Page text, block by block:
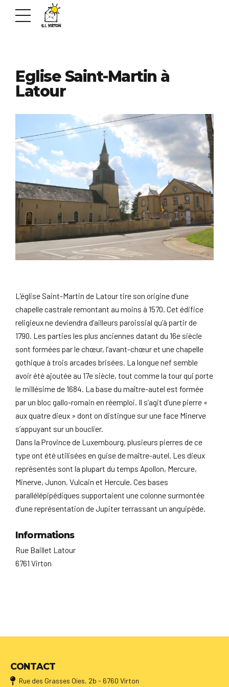
Eglise Saint-Martin à
Latour
L’église Saint-Martin de Latour tire son origine d’une
chapelle castrale remontant au moins à 1570. Cet édifice
religieux ne deviendra d’ailleurs paroissial qu’à partir de
1790. Les parties les plus anciennes datant du 16e siècle
sont formées par le chœur, l’avant-chœur et une chapelle
gothique à trois arcades brisées. La longue nef semble
avoir été ajoutée au 17e siècle, tout comme la tour qui porte
le millésime de 1684. La base du maître-autel est formée
par un bloc gallo-romain en réemploi. Il s’agit d’une pierre «
aux quatre dieux » dont on distingue sur une face Minerve
s’appuyant sur un bouclier.
Dans la Province de Luxembourg, plusieurs pierres de ce
type ont été utilisées en guise de maître-autel. Les dieux
représentés sont la plupart du temps Apollon, Mercure,
Minerve, Junon, Vulcain et Hercule. Ces bases
parallélépipédiques supportaient une colonne surmontée
d’une représentation de Jupiter terrassant un anguipède.
Informations
Rue Baillet Latour
6761 Virton
CONTACT
Rue des Grasses Oies, 2b - 6760 Virton